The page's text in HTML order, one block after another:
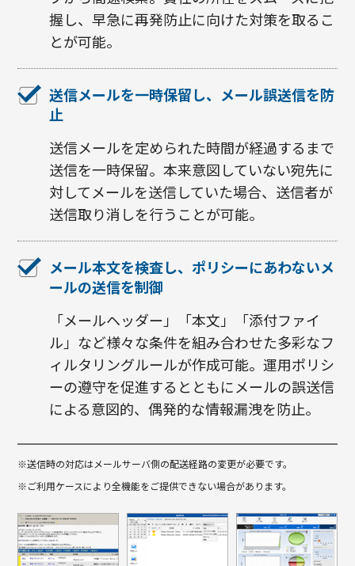
握し、早急に再発防止に向けた対策を取るこ
とが可能。
送信メールを一時保留し、メール誤送信を防
止
送信メールを定められた時間が経過するまで
送信を一時保留。本来意図していない宛先に
対してメールを送信していた場合、送信者が
送信取り消しを行うことが可能。
メール本文を検査し、ポリシーにあわないメ
ールの送信を制御
「メールヘッダー」「本文」「添付ファイ
ル」など様々な条件を組み合わせた多彩なフ
ィルタリングルールが作成可能。運用ポリシ
ーの遵守を促進するとともにメールの誤送信
による意図的、偶発的な情報漏洩を防止。
※送信時の対応はメールサーバ側の配送経路の変更が必要です。
※ご利用ケースにより全機能をご提供できない場合があります。